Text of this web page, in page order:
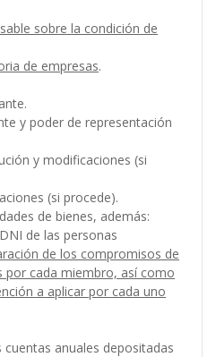
sobre la condición de
de empresas.
y poder de representación
y modificaciones (si
(si procede).
de bienes, además:
de las personas
de los compromisos de
por cada miembro, así como
a aplicar por cada uno
anuales depositadas